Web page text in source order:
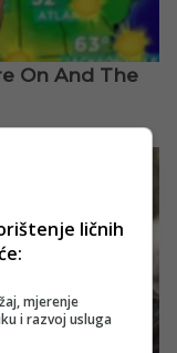
ličnih
mjerenje
i razvoj usluga